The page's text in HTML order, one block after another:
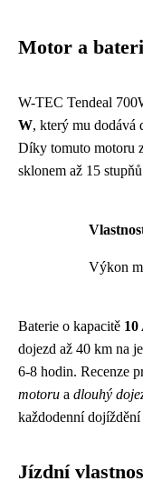
Motor a
W-TEC Tendeal
W, který mu dodává
Díky tomuto motoru
sklonem až 15
Výkon
Baterie o kapacitě 10
dojezd až 40 km na
6-8 hodin. Recenze
motoru a dlouhý
každodenní
Jízdní